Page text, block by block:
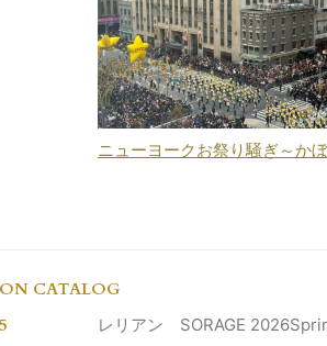
ニューヨークお祭り騒ぎ～
CATALOG
レリアン SORAGE